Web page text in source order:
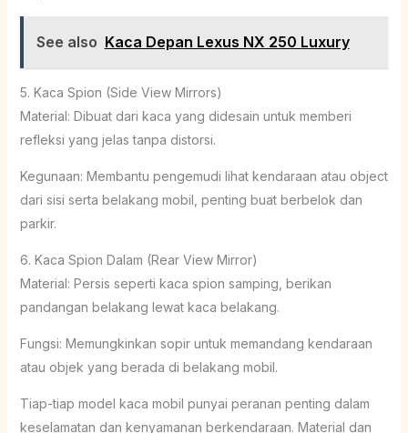
See also Kaca Depan Lexus NX 250 Luxury
5. Kaca Spion (Side View Mirrors)
Material: Dibuat dari kaca yang didesain untuk memberi
refleksi yang jelas tanpa distorsi.
Kegunaan: Membantu pengemudi lihat kendaraan atau object
dari sisi serta belakang mobil, penting buat berbelok dan
parkir.
6. Kaca Spion Dalam (Rear View Mirror)
Material: Persis seperti kaca spion samping, berikan
pandangan belakang lewat kaca belakang.
Fungsi: Memungkinkan sopir untuk memandang kendaraan
atau objek yang berada di belakang mobil.
Tiap-tiap model kaca mobil punyai peranan penting dalam
keselamatan dan kenyamanan berkendaraan. Material dan